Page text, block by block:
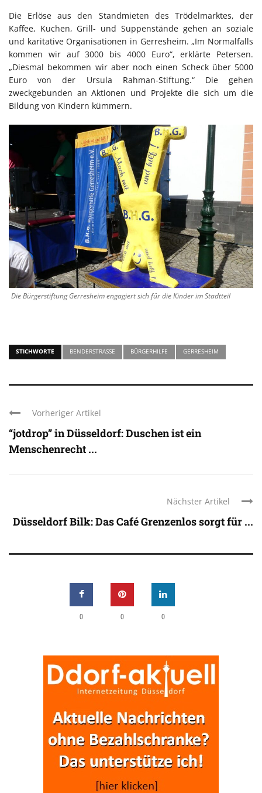
Die Erlöse aus den Standmieten des Trödelmarktes, der
Kaffee, Kuchen, Grill- und Suppenstände gehen an soziale
und karitative Organisationen in Gerresheim. „Im Normalfalls
kommen wir auf 3000 bis 4000 Euro“, erklärte Petersen.
„Diesmal bekommen wir aber noch einen Scheck über 5000
Euro von der Ursula Rahman-Stiftung.“ Die gehen
zweckgebunden an Aktionen und Projekte die sich um die
Bildung von Kindern kümmern.
Die Bürgerstiftung Gerresheim engagiert sich für die Kinder im Stadtteil
STICHWORTE BENDERSTRASSE BÜRGERHILFE GERRESHEIM
Vorheriger Artikel
“jotdrop” in Düsseldorf: Duschen ist ein
Menschenrecht ...
Nächster Artikel
Düsseldorf Bilk: Das Café Grenzenlos sorgt für ...
0 0 0